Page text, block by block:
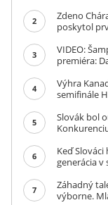
2
Zdeno
poskytol
3
VIDEO:
premiéra:
4
Výhra
semifinále
5
Slovák bol
6
Keď
generácia v
7
Záhadný
výborne.